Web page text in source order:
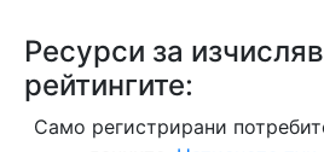
Ресурси за
рейтингите:
Само регистрирани